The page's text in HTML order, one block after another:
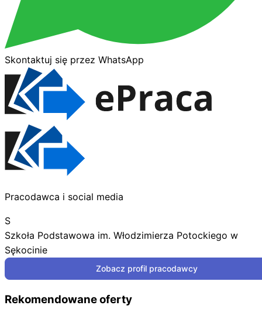
Skontaktuj się przez WhatsApp
Pracodawca i social media
S
Szkoła Podstawowa im. Włodzimierza Potockiego w
Sękocinie
Zobacz profil pracodawcy
Rekomendowane oferty